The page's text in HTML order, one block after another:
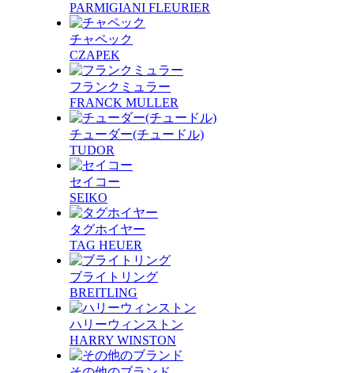
PARMIGIANI FLEURIER
チャペック
CZAPEK
フランクミュラー
FRANCK MULLER
チューダー(チュードル)
TUDOR
セイコー
SEIKO
タグホイヤー
TAG HEUER
ブライトリング
BREITLING
ハリーウィンストン
HARRY WINSTON